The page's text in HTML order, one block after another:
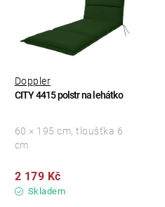
CITY 4415 polstr na lehátko
Doppler
Skladem
2 179 Kč
60 × 195 cm, tloušťka 6
cm